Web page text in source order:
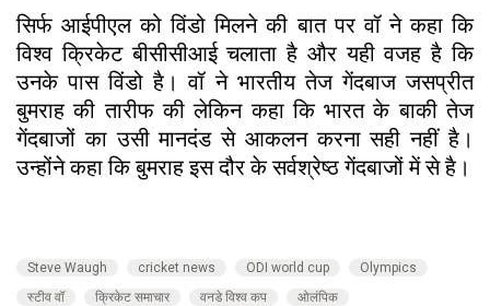
सिर्फ आईपीएल को विंडो मिलने की बात पर वॉ ने कहा कि
विश्व क्रिकेट बीसीसीआई चलाता है और यही वजह है कि
उनके पास विंडो है। वॉ ने भारतीय तेज गेंदबाज जसप्रीत
बुमराह की तारीफ की लेकिन कहा कि भारत के बाकी तेज
गेंदबाजों का उसी मानदंड से आकलन करना सही नहीं है।
उन्होंने कहा कि बुमराह इस दौर के सर्वश्रेष्ठ गेंदबाजों में से है।
Steve Waugh cricket news ODI world cup
Olympics
स्टीव वॉ
क्रिकेट समाचार वनडे विश्व कप ओलंपिक